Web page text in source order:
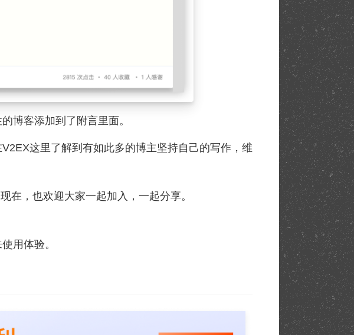
博客添加到了附言里面。
这里了解到有如此多的博主坚持自己的写作，维
在，也欢迎大家一起加入，一起分享。
用体验。